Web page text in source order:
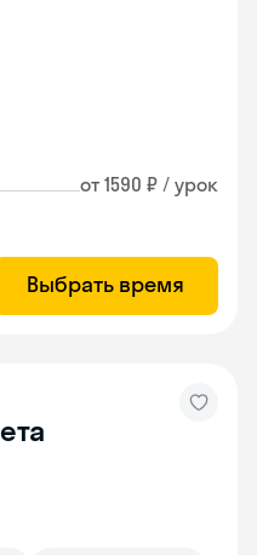
от 1590 ₽ / урок
Выбрать время